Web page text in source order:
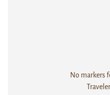
No markers